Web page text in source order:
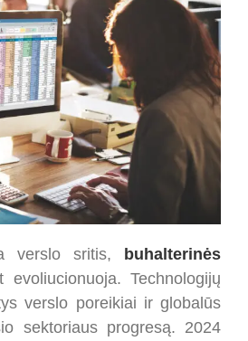
verslo sritis, buhalterinės
evoliucionuoja. Technologijų
verslo poreikiai ir globalūs
sektoriaus progresą. 2024